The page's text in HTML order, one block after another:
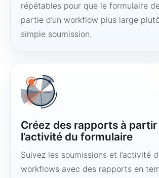
répétables pour que le formulaire
partie d’un workflow plus large
simple soumission.
Créez des rapports à partir
l’activité du formulaire
Suivez les soumissions et l’activité
workflows avec des rapports en